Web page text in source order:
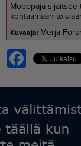
Mopopaja
kohtaamaan
Merja
Facebook